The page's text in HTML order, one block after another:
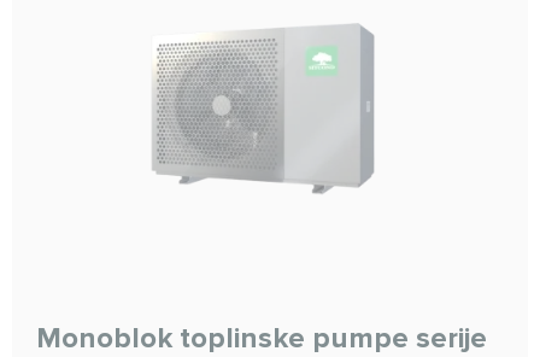
Monoblok toplinske pumpe serije